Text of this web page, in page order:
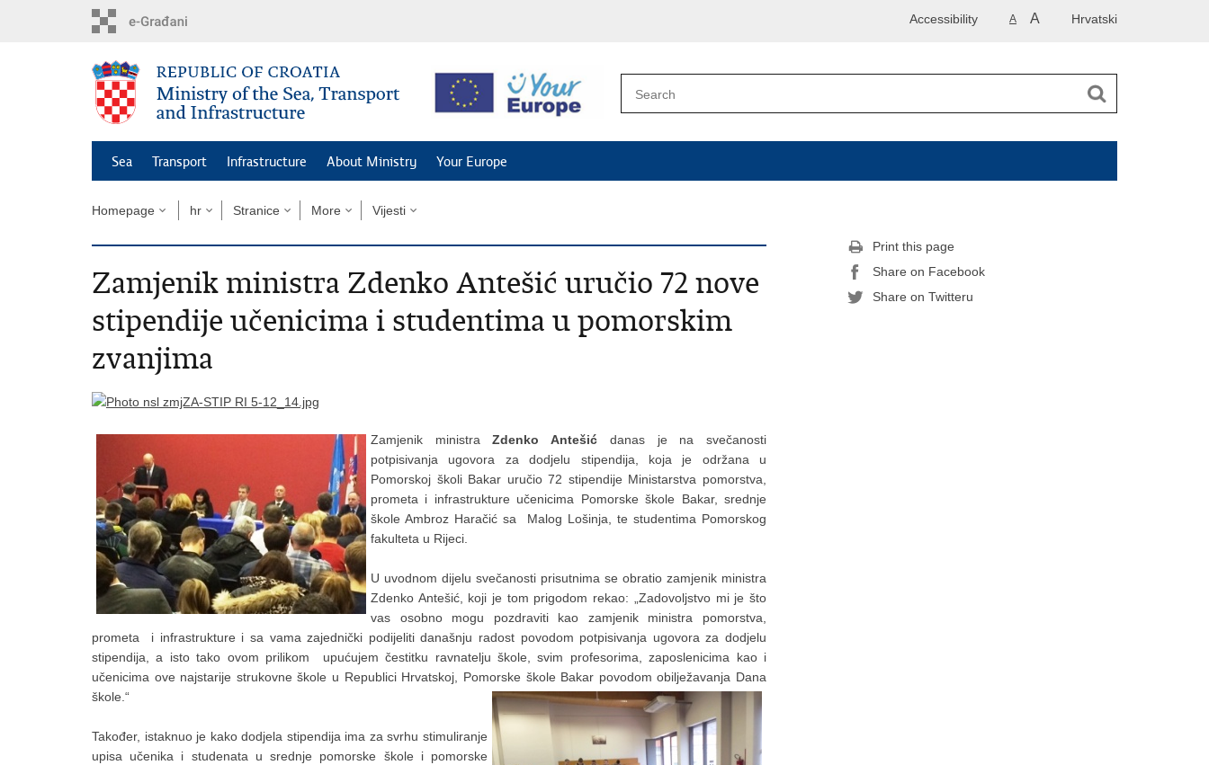
Hrvatski
A A
Accessibility
Sea Transport Infrastructure About Ministry Your Europe
Homepage hr Stranice More Vijesti
Zamjenik ministra Zdenko Antešić uručio 72 nove
stipendije učenicima i studentima u pomorskim
zvanjima
Zamjenik ministraZdenko Antešić danas je na svečanosti
potpisivanja ugovora za dodjelu stipendija, koja je održana u
Pomorskoj školi Bakar uručio 72 stipendije Ministarstva pomorstva,
prometa i infrastrukture učenicima Pomorske škole Bakar, srednje
škole Ambroz Haračić sa Malog Lošinja, te studentima Pomorskog
fakulteta u Rijeci.
U uvodnom dijelu svečanosti prisutnima se obratio zamjenik ministra
Zdenko Antešić, koji je tom prigodom rekao: „Zadovoljstvo mi je što
vas osobno mogu pozdraviti kao zamjenik ministra pomorstva,
prometa i infrastrukture i sa vama zajednički podijeliti današnju radost povodom potpisivanja ugovora za dodjelu
stipendija, a isto tako ovom prilikom upućujem čestitku ravnatelju škole, svim profesorima, zaposlenicima kao i
učenicima ove najstarije strukovne škole u Republici Hrvatskoj, Pomorske škole Bakar povodom obilježavanja Dana
škole.“
Također, istaknuo je kako dodjela stipendija ima za svrhu stimuliranje
upisa učenika i studenata u srednje pomorske škole i pomorske
Print this page
Share on Facebook
Share on Twitteru